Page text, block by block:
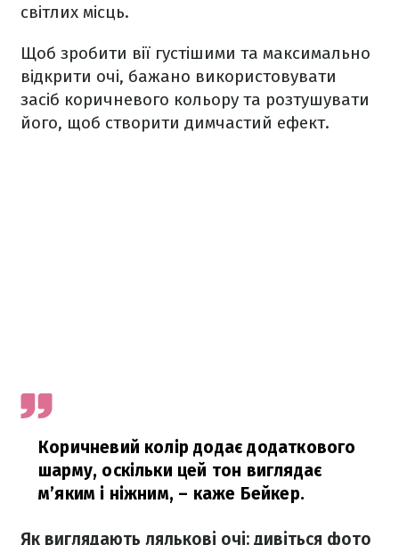
світлих місць.
Щоб зробити вії густішими та максимально
відкрити очі, бажано використовувати
засіб коричневого кольору та розтушувати
його, щоб створити димчастий ефект.
Коричневий колір додає додаткового
шарму, оскільки цей тон виглядає
м’яким і ніжним, – каже Бейкер.
Як виглядають лялькові очі: дивіться фото